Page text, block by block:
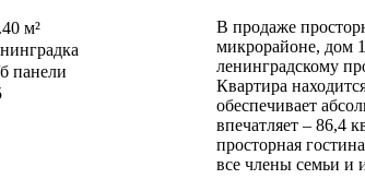
м²
панели
В продаже
микрорайоне, дом
ленинградскому
Квартира
обеспечивает
впечатляет – 86,4
просторная
все члены семьи и